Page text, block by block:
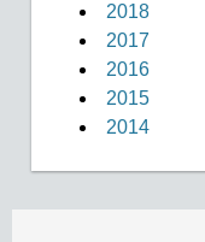
2018
2017
2016
2015
2014